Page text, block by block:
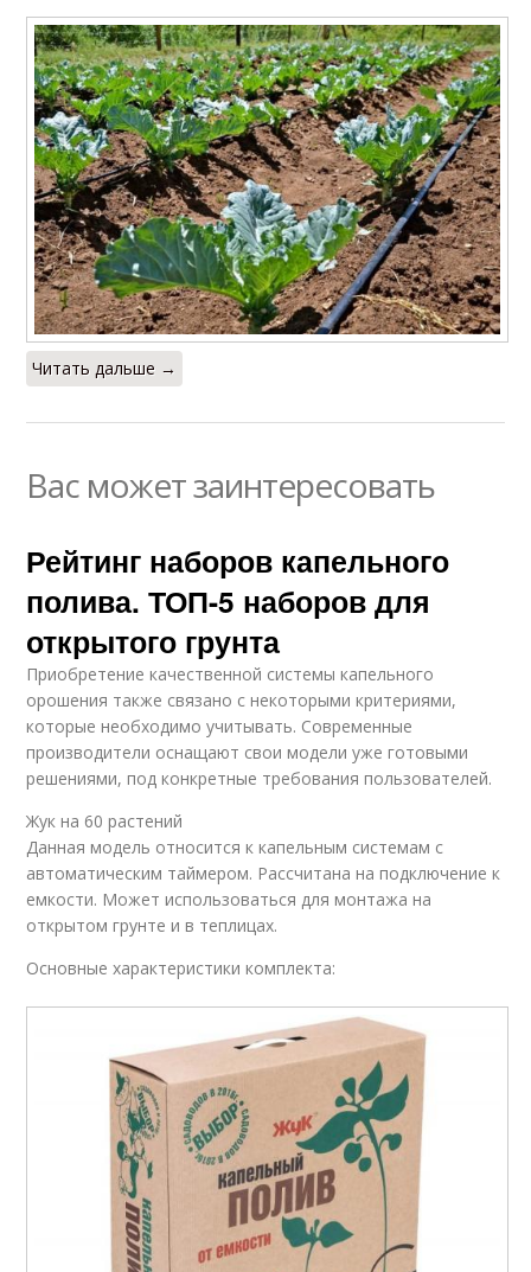
Читать дальше →
Вас может заинтересовать
Рейтинг наборов капельного
полива. ТОП-5 наборов для
открытого грунта
Приобретение качественной системы капельного
орошения также связано с некоторыми критериями,
которые необходимо учитывать. Современные
производители оснащают свои модели уже готовыми
решениями, под конкретные требования пользователей.
Жук на 60 растений
Данная модель относится к капельным системам с
автоматическим таймером. Рассчитана на подключение к
емкости. Может использоваться для монтажа на
открытом грунте и в теплицах.
Основные характеристики комплекта: